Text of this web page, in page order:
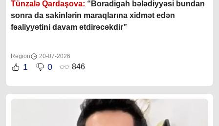
Tünzalə Qardaşova: “Boradigah bələdiyyəsi bundan
sonra da sakinlərin maraqlarına xidmət edən
fəaliyyətini davam etdirəcəkdir”
Region 20-07-2026
1 0 846